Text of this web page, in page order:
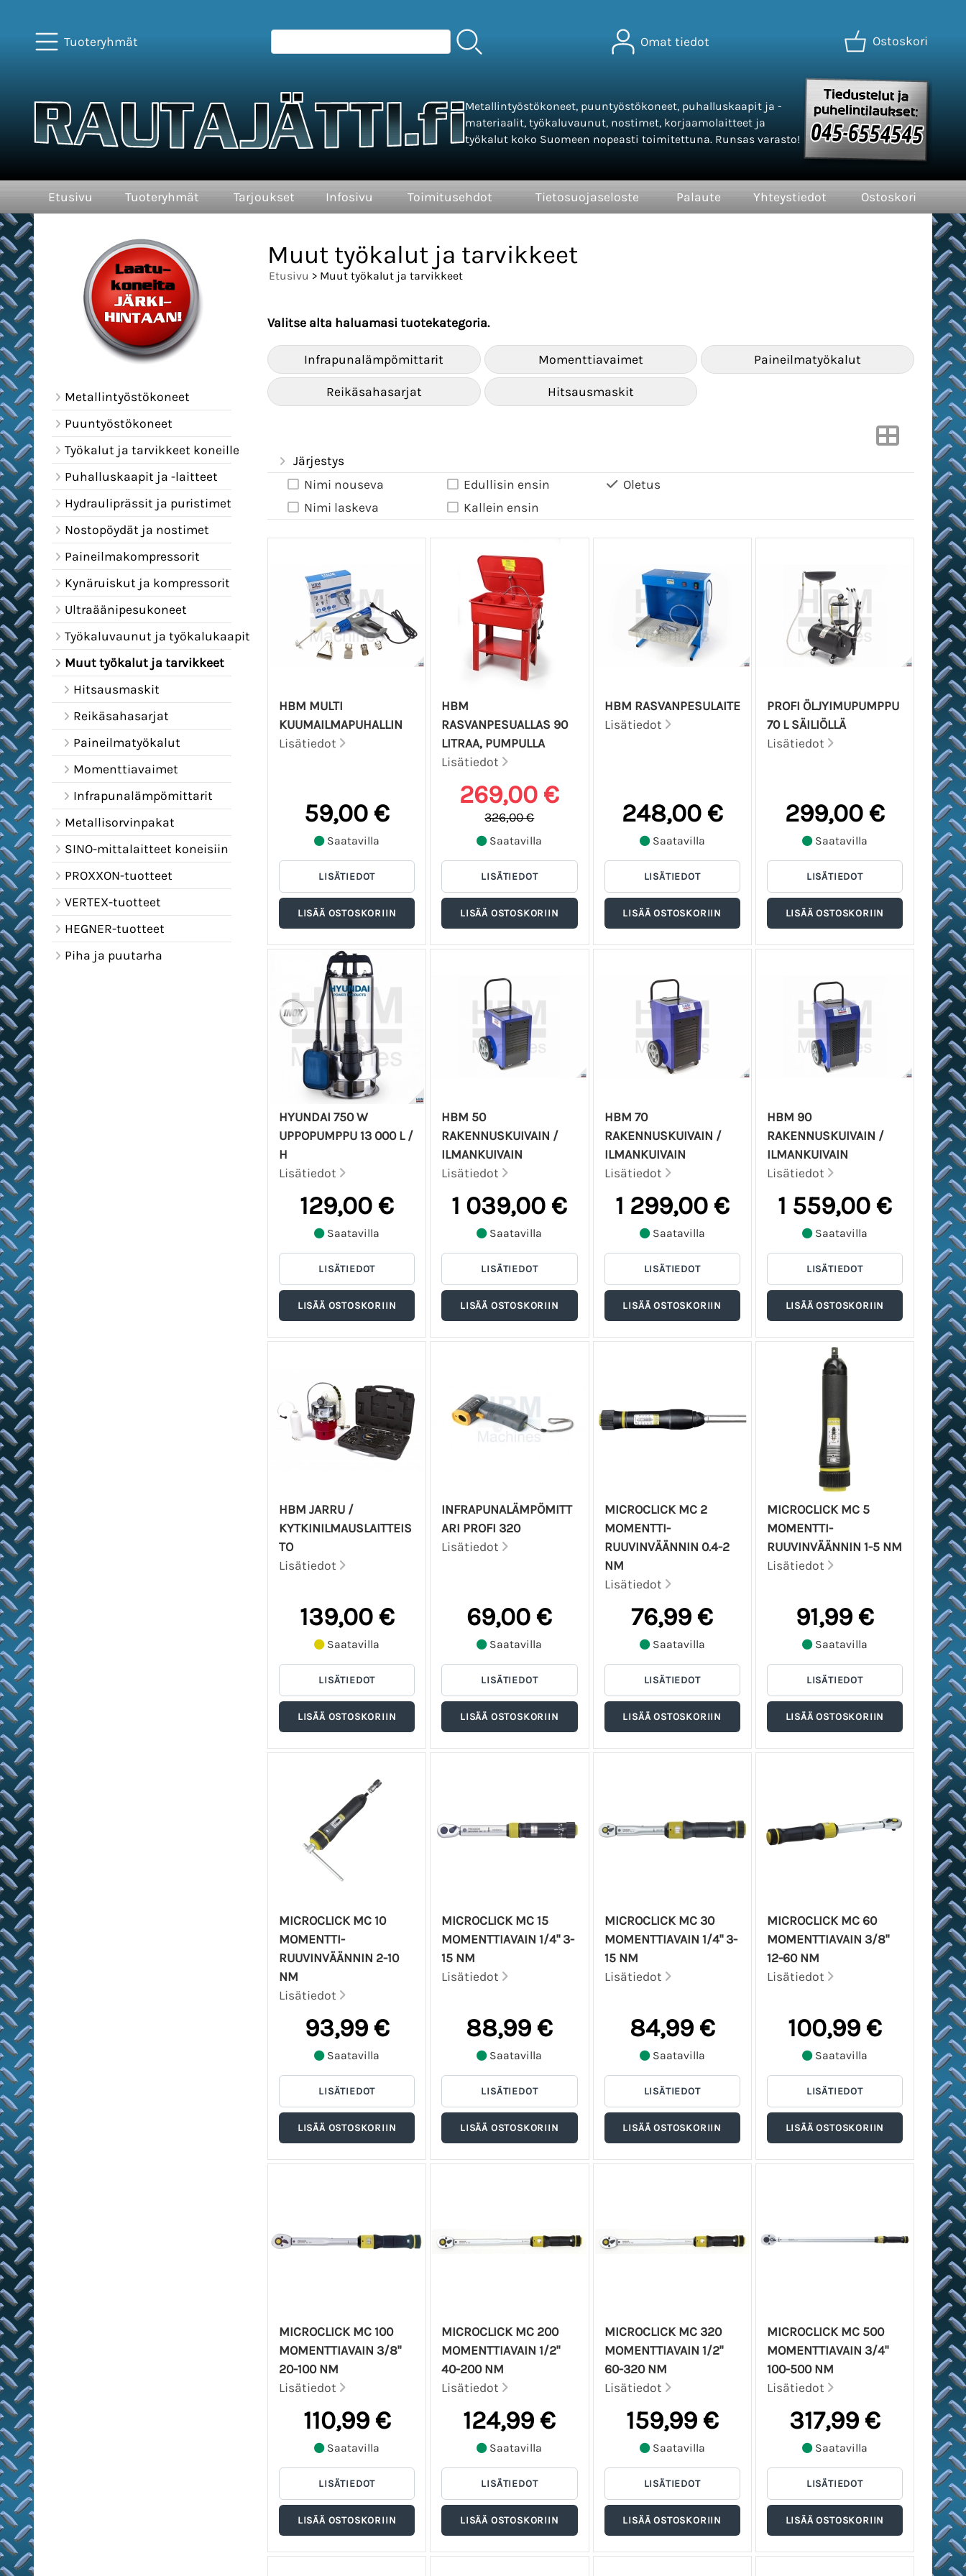
Tuoteryhmät Omat tiedot Ostoskori
Metallintyöstökoneet, puuntyöstökoneet, puhalluskaapit ja -
materiaalit, työkaluvaunut, nostimet, korjaamolaitteet ja
työkalut koko Suomeen nopeasti toimitettuna. Runsas varasto!
Etusivu Tuoteryhmät Tarjoukset Infosivu Toimitusehdot Tietosuojaseloste Palaute Yhteystiedot Ostoskori
Metallintyöstökoneet
Puuntyöstökoneet
Työkalut ja tarvikkeet koneille
Puhalluskaapit ja -laitteet
Hydrauliprässit ja puristimet
Nostopöydät ja nostimet
Paineilmakompressorit
Kynäruiskut ja kompressorit
Ultraäänipesukoneet
Työkaluvaunut ja työkalukaapit
Muut työkalut ja tarvikkeet
Hitsausmaskit
Reikäsahasarjat
Paineilmatyökalut
Momenttiavaimet
Infrapunalämpömittarit
Metallisorvinpakat
SINO-mittalaitteet koneisiin
PROXXON-tuotteet
VERTEX-tuotteet
HEGNER-tuotteet
Piha ja puutarha
Muut työkalut ja tarvikkeet
Etusivu > Muut työkalut ja tarvikkeet
Valitse alta haluamasi tuotekategoria.
Infrapunalämpömittarit Momenttiavaimet Paineilmatyökalut
Reikäsahasarjat Hitsausmaskit
Järjestys
Nimi nouseva
Nimi laskeva
Edullisin ensin
Kallein ensin
Oletus
HBM MULTI
KUUMAILMAPUHALLIN
Lisätiedot
59,00 €
Saatavilla
HBM
RASVANPESUALLAS 90
LITRAA, PUMPULLA
Lisätiedot
269,00 €
326,00 €
Saatavilla
HBM RASVANPESULAITE
Lisätiedot
248,00 €
Saatavilla
PROFI ÖLJYIMUPUMPPU
70 L SÄILIÖLLÄ
Lisätiedot
299,00 €
Saatavilla
HYUNDAI 750 W
UPPOPUMPPU 13 000 L /
H
Lisätiedot
129,00 €
Saatavilla
HBM 50
RAKENNUSKUIVAIN /
ILMANKUIVAIN
Lisätiedot
1 039,00 €
Saatavilla
HBM 70
RAKENNUSKUIVAIN /
ILMANKUIVAIN
Lisätiedot
1 299,00 €
Saatavilla
HBM 90
RAKENNUSKUIVAIN /
ILMANKUIVAIN
Lisätiedot
1 559,00 €
Saatavilla
HBM JARRU /
KYTKINILMAUSLAITTEIS
TO
Lisätiedot
139,00 €
Saatavilla
INFRAPUNALÄMPÖMITT
ARI PROFI 320
Lisätiedot
69,00 €
Saatavilla
MICROCLICK MC 2
MOMENTTI-
RUUVINVÄÄNNIN 0.4-2
NM
Lisätiedot
76,99 €
Saatavilla
MICROCLICK MC 5
MOMENTTI-
RUUVINVÄÄNNIN 1-5 NM
Lisätiedot
91,99 €
Saatavilla
MICROCLICK MC 10
MOMENTTI-
RUUVINVÄÄNNIN 2-10
NM
Lisätiedot
93,99 €
Saatavilla
MICROCLICK MC 15
MOMENTTIAVAIN 1/4" 3-
15 NM
Lisätiedot
88,99 €
Saatavilla
MICROCLICK MC 30
MOMENTTIAVAIN 1/4" 3-
15 NM
Lisätiedot
84,99 €
Saatavilla
MICROCLICK MC 60
MOMENTTIAVAIN 3/8"
12-60 NM
Lisätiedot
100,99 €
Saatavilla
MICROCLICK MC 100
MOMENTTIAVAIN 3/8"
20-100 NM
Lisätiedot
110,99 €
Saatavilla
MICROCLICK MC 200
MOMENTTIAVAIN 1/2"
40-200 NM
Lisätiedot
124,99 €
Saatavilla
MICROCLICK MC 320
MOMENTTIAVAIN 1/2"
60-320 NM
Lisätiedot
159,99 €
Saatavilla
MICROCLICK MC 500
MOMENTTIAVAIN 3/4"
100-500 NM
Lisätiedot
317,99 €
Saatavilla